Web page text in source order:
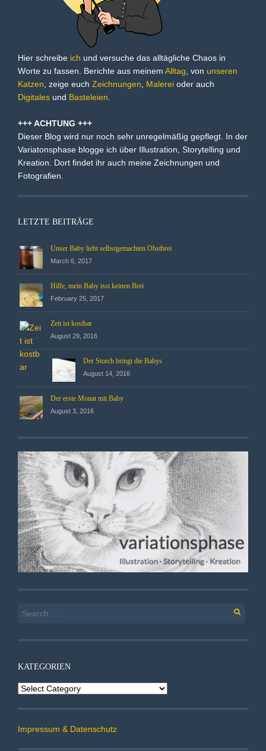
Hier schreibe ich und versuche das alltägliche Chaos in
Worte zu fassen. Berichte aus meinem Alltag , von unseren
Katzen , zeige euch Zeichnungen Malerei oder auch
Digitales und Basteleien
+++ ACHTUNG +++
Dieser Blog wird nur noch sehr unregelmäßig gepflegt. In der
Variatonsphase blogge ich über Illustration, Storytelling und
Kreation. Dort findet ihr auch meine Zeichnungen und
Fotografien.
LETZTE BEITRÄGE
Unser Baby liebt selbstgemachten Obstbrei
March 6, 2017
Hilfe, mein Baby isst keinen Brei
February 25, 2017
Zeit ist kostbar
August 29, 2016
Der Storch bringt die Babys
August 14, 2016
Der erste Monat mit Baby
August 3, 2016
Search
KATEGORIEN
Kategorien
Impressum & Datenschutz